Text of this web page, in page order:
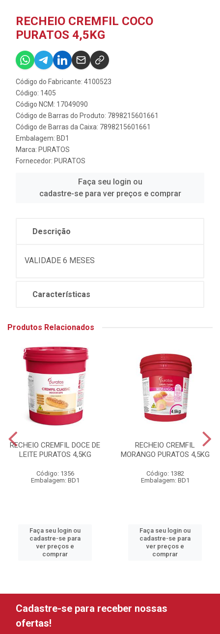
RECHEIO CREMFIL COCO
PURATOS 4,5KG
Código do Fabricante: 4100523
Código: 1405
Código NCM: 17049090
Código de Barras do Produto: 7898215601661
Código de Barras da Caixa: 7898215601661
Embalagem: BD1
Marca: PURATOS
Fornecedor: PURATOS
Faça seu login ou
cadastre-se para ver preços e comprar
Descrição
VALIDADE 6 MESES
Características
Produtos Relacionados
RECHEIO CREMFIL DOCE DE
LEITE PURATOS 4,5KG
Código: 1356
Embalagem: BD1
Faça seu login ou
cadastre-se para
ver preços e
comprar
RECHEIO CREMFIL
MORANGO PURATOS 4,5KG
Código: 1382
Embalagem: BD1
Faça seu login ou
cadastre-se para
ver preços e
comprar
Cadastre-se para receber nossas
ofertas!